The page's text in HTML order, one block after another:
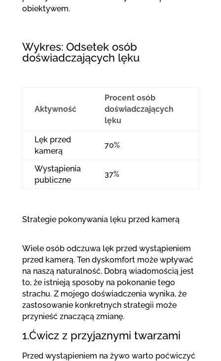
obiektywem.
Wykres: Odsetek osób
doświadczających lęku
Aktywność
Procent osób
doświadczających
lęku
Lęk przed
kamerą
70%
Wystąpienia
publiczne
37%
Strategie pokonywania lęku przed kamerą
Wiele osób odczuwa lęk przed wystąpieniem
przed kamerą. Ten dyskomfort może wpływać
na naszą naturalność. Dobrą wiadomością jest
to, że istnieją sposoby na pokonanie tego
strachu. Z mojego doświadczenia wynika, że
zastosowanie konkretnych strategii może
przynieść znaczącą zmianę.
1.Ćwicz z przyjaznymi twarzami
Przed wystąpieniem na żywo warto poćwiczyć